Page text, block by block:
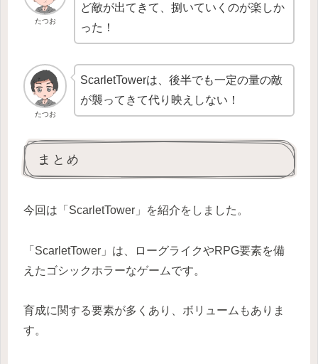
たつお
ど敵が出てきて、捌いていくのが楽しか
った！
たつお
ScarletTowerは、後半でも一定の量の敵
が襲ってきて代り映えしない！
まとめ
今回は「ScarletTower」を紹介をしました。
「ScarletTower」は、ローグライクやRPG要素を備
えたゴシックホラーなゲームです。
育成に関する要素が多くあり、ボリュームもありま
す。